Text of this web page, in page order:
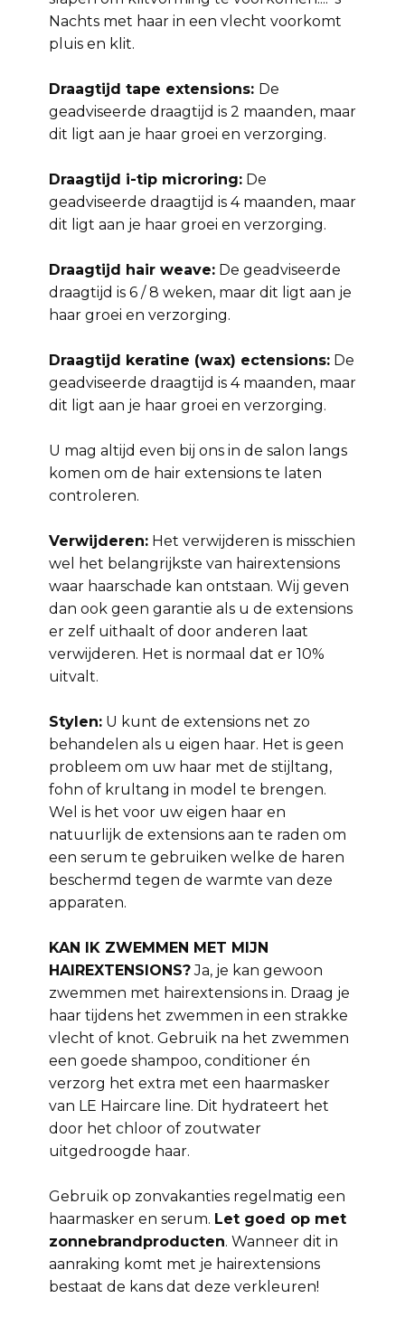
Nachts met haar in een vlecht voorkomt
pluis en klit.
Draagtijd tape extensions: De
geadviseerde draagtijd is 2 maanden, maar
dit ligt aan je haar groei en verzorging.
Draagtijd i-tip microring: De
geadviseerde draagtijd is 4 maanden, maar
dit ligt aan je haar groei en verzorging.
Draagtijd hair weave: De geadviseerde
draagtijd is 6 / 8 weken, maar dit ligt aan je
haar groei en verzorging.
Draagtijd keratine (wax) ectensions: De
geadviseerde draagtijd is 4 maanden, maar
dit ligt aan je haar groei en verzorging.
U mag altijd even bij ons in de salon langs
komen om de hair extensions te laten
controleren.
Verwijderen: Het verwijderen is misschien
wel het belangrijkste van hairextensions
waar haarschade kan ontstaan. Wij geven
dan ook geen garantie als u de extensions
er zelf uithaalt of door anderen laat
verwijderen. Het is normaal dat er 10%
uitvalt.
Stylen: U kunt de extensions net zo
behandelen als u eigen haar. Het is geen
probleem om uw haar met de stijltang,
fohn of krultang in model te brengen.
Wel is het voor uw eigen haar en
natuurlijk de extensions aan te raden om
een serum te gebruiken welke de haren
beschermd tegen de warmte van deze
apparaten.
KAN IK ZWEMMEN MET MIJN
HAIREXTENSIONS?Ja, je kan gewoon
zwemmen met hairextensions in. Draag je
haar tijdens het zwemmen in een strakke
vlecht of knot. Gebruik na het zwemmen
een goede shampoo, conditioner én
verzorg het extra met een haarmasker
van LE Haircare line. Dit hydrateert het
door het chloor of zoutwater
uitgedroogde haar.
Gebruik op zonvakanties regelmatig een
haarmasker en serum. Let goed op met
zonnebrandproducten. Wanneer dit in
aanraking komt met je hairextensions
bestaat de kans dat deze verkleuren!